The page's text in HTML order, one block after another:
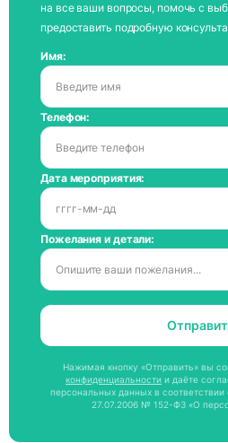
на все ваши вопросы, помочь с
предоставить подробную
Имя:
Телефон:
Дата мероприятия:
Пожелания и детали:
Нажимая кнопку «Отправить» вы
конфиденциальности и даёте
персональных данных в
27.07.2006 № 152-ФЗ «О